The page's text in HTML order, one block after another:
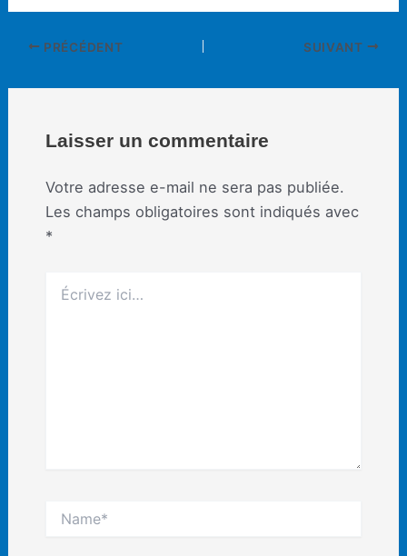
Navigation
articles
PRÉCÉDENT SUIVANT
Laisser un commentaire
Votre adresse e-mail ne sera pas publiée.
Les champs obligatoires sont indiqués avec
*
ici…